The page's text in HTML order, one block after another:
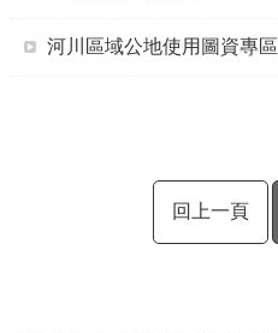
河川區域公地使用圖資專區
回上一頁